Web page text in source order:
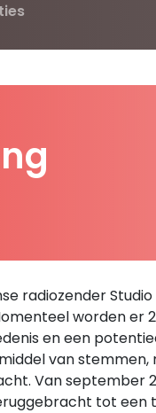
Studio
worden
en een
van
Van september
tot